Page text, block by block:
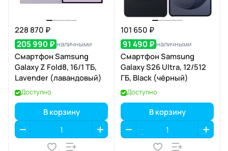
228 870 ₽
205 990 ₽ наличными
Смартфон Samsung
Galaxy Z Fold8, 16/1 ТБ,
Lavender (лавандовый)
Доступно
В корзину
101 650 ₽
91 490 ₽ наличными
Смартфон Samsung
Galaxy S26 Ultra, 12/512
ГБ, Black (чёрный)
Доступно
В корзину